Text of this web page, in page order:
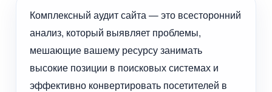
Комплексный аудит сайта — это всесторонний
анализ, который выявляет проблемы,
мешающие вашему ресурсу занимать
высокие позиции в поисковых системах и
эффективно конвертировать посетителей в